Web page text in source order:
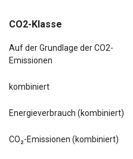
CO2-Klasse
Auf der Grundlage der CO2-
Emissionen
kombiniert
Energieverbrauch (kombiniert)
CO₂-Emissionen (kombiniert)